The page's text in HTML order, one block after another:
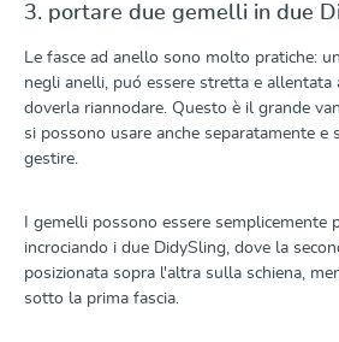
3. portare due gemelli in due
Le fasce ad anello sono molto pratiche:
negli anelli, puó essere stretta e allentata
doverla riannodare. Questo è il grande
si possono usare anche separatamente e
gestire.
I gemelli possono essere semplicemente
incrociando i due DidySling, dove la
posizionata sopra l'altra sulla schiena,
sotto la prima fascia.